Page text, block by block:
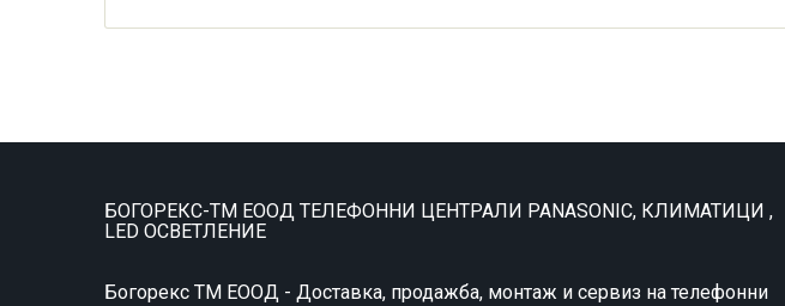
БОГОРЕКС-ТМ ЕООД ТЕЛЕФОННИ ЦЕНТРАЛИ PANASONIC, КЛИМАТИЦИ ,
LED ОСВЕТЛЕНИЕ
Богорекс ТМ ЕООД - Доставка, продажба, монтаж и сервиз на телефонни